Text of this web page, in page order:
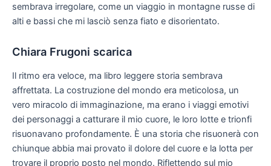
sembrava irregolare, come un viaggio in montagne russe di
alti e bassi che mi lasciò senza fiato e disorientato.
Chiara Frugoni scarica
Il ritmo era veloce, ma libro leggere storia sembrava
affrettata. La costruzione del mondo era meticolosa, un
vero miracolo di immaginazione, ma erano i viaggi emotivi
dei personaggi a catturare il mio cuore, le loro lotte e trionfi
risuonavano profondamente. È una storia che risuonerà con
chiunque abbia mai provato il dolore del cuore e la lotta per
trovare il proprio posto nel mondo. Riflettendo sul mio